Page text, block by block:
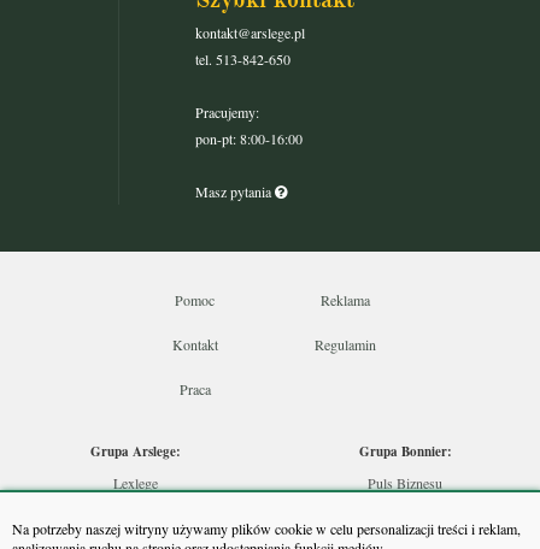
Na potrzeby naszej witryny używamy plików cookie w celu personalizacji treści i reklam,
kontakt@arslege.pl
tel. 513-842-650
Pracujemy:
pon-pt: 8:00-16:00
Masz pytania
Pomoc Reklama
Kontakt Regulamin
Praca
Grupa Arslege:
Lexlege
Skarbowcy
Grupa Bonnier:
Puls Biznesu
Puls Medycyny